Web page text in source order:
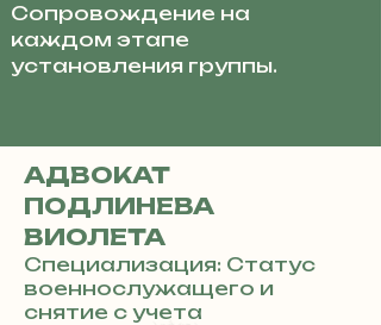
Сопровождение на
каждом этапе
установления группы.
АДВОКАТ
ПОДЛИНЕВА
ВИОЛЕТА
Специализация: Статус
военнослужащего и
снятие с учета